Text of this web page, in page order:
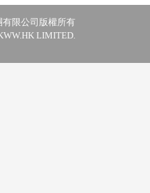
限公司版權所有
LIMITED.